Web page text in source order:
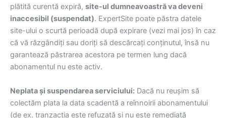
plătită curentă expiră, site-ul dumneavoastră va deveni
inaccesibil (suspendat). ExpertSite poate păstra datele
site-ului o scurtă perioadă după expirare (vezi mai jos) în caz
că vă răzgândiți sau doriți să descărcați conținutul, însă nu
garantează păstrarea acestora pe termen lung dacă
abonamentul nu este activ.
Neplata și suspendarea serviciului: Dacă nu reușim să
colectăm plata la data scadentă a reînnoirii abonamentului
(de ex. tranzacția este refuzată și nu este remediată